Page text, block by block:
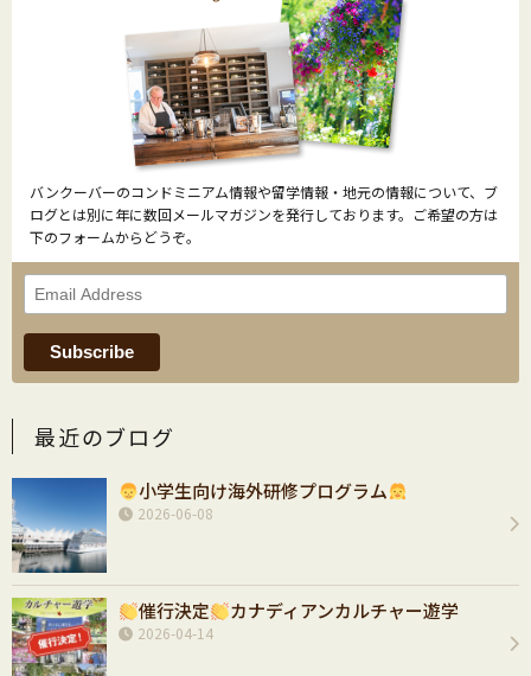
バンクーバーのコンドミニアム情報や留学情報・地元の情報について、ブ
ログとは別に年に数回メールマガジンを発行しております。ご希望の方は
下のフォームからどうぞ。
最近のブログ
小学生向け海外研修プログラム
2026-06-08
催行決定 カナディアンカルチャー遊学
2026-04-14